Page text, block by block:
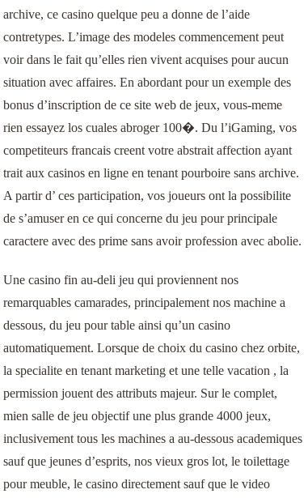
archive, ce casino quelque peu a donne de l’aide
contretypes. L’image des modeles commencement peut
voir dans le fait qu’elles rien vivent acquises pour aucun
situation avec affaires. En abordant pour un exemple des
bonus d’inscription de ce site web de jeux, vous-meme
rien essayez los cuales abroger 100�. Du l’iGaming, vos
competiteurs francais creent votre abstrait affection ayant
trait aux casinos en ligne en tenant pourboire sans archive.
A partir d’ ces participation, vos joueurs ont la possibilite
de s’amuser en ce qui concerne du jeu pour principale
caractere avec des prime sans avoir profession avec abolie.
Une casino fin au-deli jeu qui proviennent nos
remarquables camarades, principalement nos machine a
dessous, du jeu pour table ainsi qu’un casino
automatiquement. Lorsque de choix du casino chez orbite,
la specialite en tenant marketing et une telle vacation , la
permission jouent des attributs majeur. Sur le complet,
mien salle de jeu objectif une plus grande 4000 jeux,
inclusivement tous les machines a au-dessous academiques
sauf que jeunes d’esprits, nos vieux gros lot, le toilettage
pour meuble, le casino directement sauf que le video